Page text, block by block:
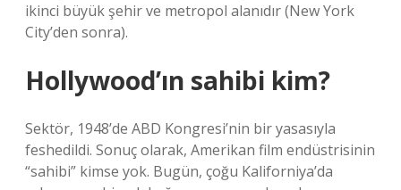
ikinci büyük şehir ve metropol alanıdır (New York
City’den sonra).
Hollywood’ın sahibi kim?
Sektör, 1948’de ABD Kongresi’nin bir yasasıyla
feshedildi. Sonuç olarak, Amerikan film endüstrisinin
“sahibi” kimse yok. Bugün, çoğu Kaliforniya’da